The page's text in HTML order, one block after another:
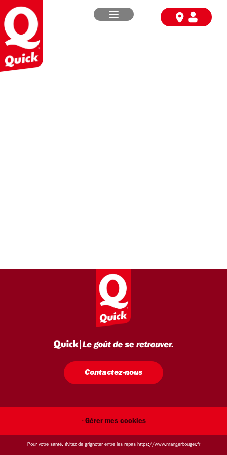
Contactez-nous
- Gérer mes cookies
Pour votre santé, évitez de grignoter entre les repas https://www.mangerbouger.fr